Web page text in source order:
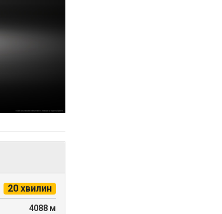
20 хвилин
4088 м